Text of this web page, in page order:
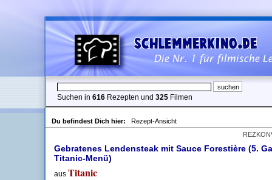
Suchen in 616 Rezepten und 325 Filmen
Du befindest Dich hier:
Rezept-Ansicht
Gebratenes Lendensteak mit Sauce Forestière (5.
Titanic-Menü)
aus Titanic